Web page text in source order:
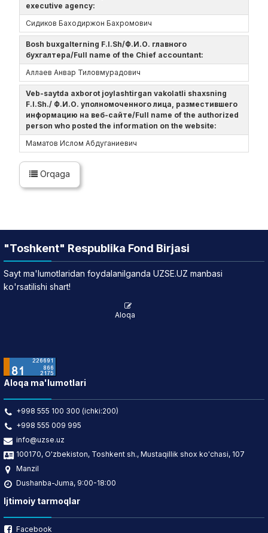
executive agency:
Сидиков Баходиржон Бахромович
Bosh buxgalterning F.I.Sh/Ф.И.О. главного
бухгалтера/Full name of the Chief accountant:
Аллаев Анвар Тиловмурадович
Veb-saytda axborot joylashtirgan vakolatli shaxsning
F.I.Sh./ Ф.И.О. уполномоченного лица, разместившего
информацию на веб-сайте/Full name of the authorized
person who posted the information on the website:
Маматов Ислом Абдуганиевич
Orqaga
"Toshkent" Respublika Fond Birjasi
Sayt ma'lumotlaridan foydalanilganda UZSE.UZ manbasi
ko'rsatilishi shart!
Aloqa
Aloqa ma'lumotlari
+998 555 100 300 (ichki:200)
+998 555 009 995
info@uzse.uz
100170, O'zbekiston, Toshkent sh., Mustaqillik shox ko'chasi, 107
Manzil
Dushanba-Juma, 9:00-18:00
Ijtimoiy tarmoqlar
Facebook